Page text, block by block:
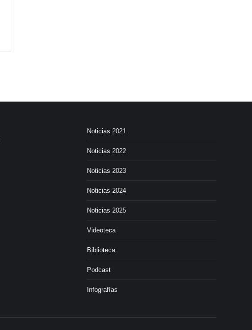
Noticias 2021
Noticias 2022
Noticias 2023
Noticias 2024
Noticias 2025
Videoteca
Biblioteca
Podcast
Infografías